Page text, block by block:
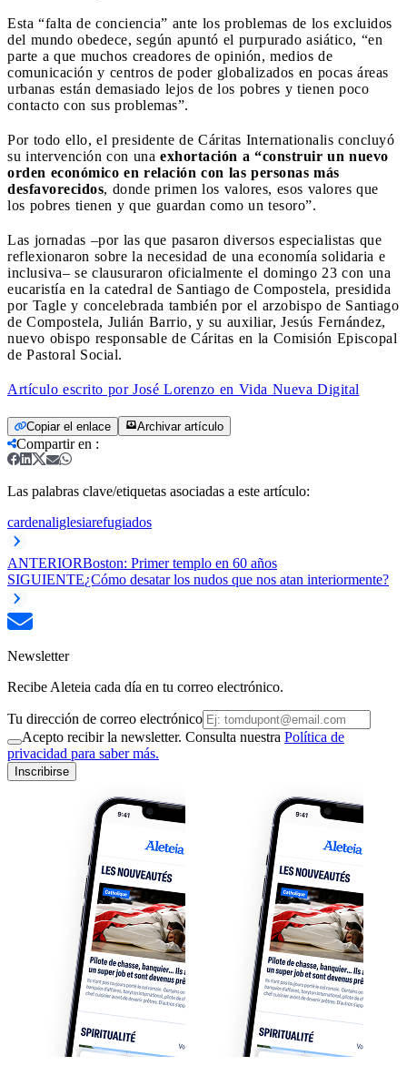
Esta “falta de conciencia” ante los problemas de los excluidos
del mundo obedece, según apuntó el purpurado asiático, “en
parte a que muchos creadores de opinión, medios de
comunicación y centros de poder globalizados en pocas áreas
urbanas están demasiado lejos de los pobres y tienen poco
contacto con sus problemas”.
Por todo ello, el presidente de Cáritas Internationalis concluyó
su intervención con una exhortación a “construir un nuevo
orden económico en relación con las personas más
desfavorecidos, donde primen los valores, esos valores que
los pobres tienen y que guardan como un tesoro”.
Las jornadas –por las que pasaron diversos especialistas que
reflexionaron sobre la necesidad de una economía solidaria e
inclusiva– se clausuraron oficialmente el domingo 23 con una
eucaristía en la catedral de Santiago de Compostela, presidida
por Tagle y concelebrada también por el arzobispo de Santiago
de Compostela, Julián Barrio, y su auxiliar, Jesús Fernández,
nuevo obispo responsable de Cáritas en la Comisión Episcopal
de Pastoral Social.
Artículo escrito por José Lorenzo en Vida Nueva Digital
Copiar el enlace Archivar artículo
Compartir en :
Las palabras clave/etiquetas asociadas a este artículo:
cardenaliglesiarefugiados
ANTERIORBoston: Primer templo en 60 años
SIGUIENTE¿Cómo desatar los nudos que nos atan interiormente?
Newsletter
Recibe Aleteia cada día en tu correo electrónico.
Tu dirección de correo electrónico
Acepto recibir la newsletter. Consulta nuestra Política de
privacidad para saber más.
Inscribirse